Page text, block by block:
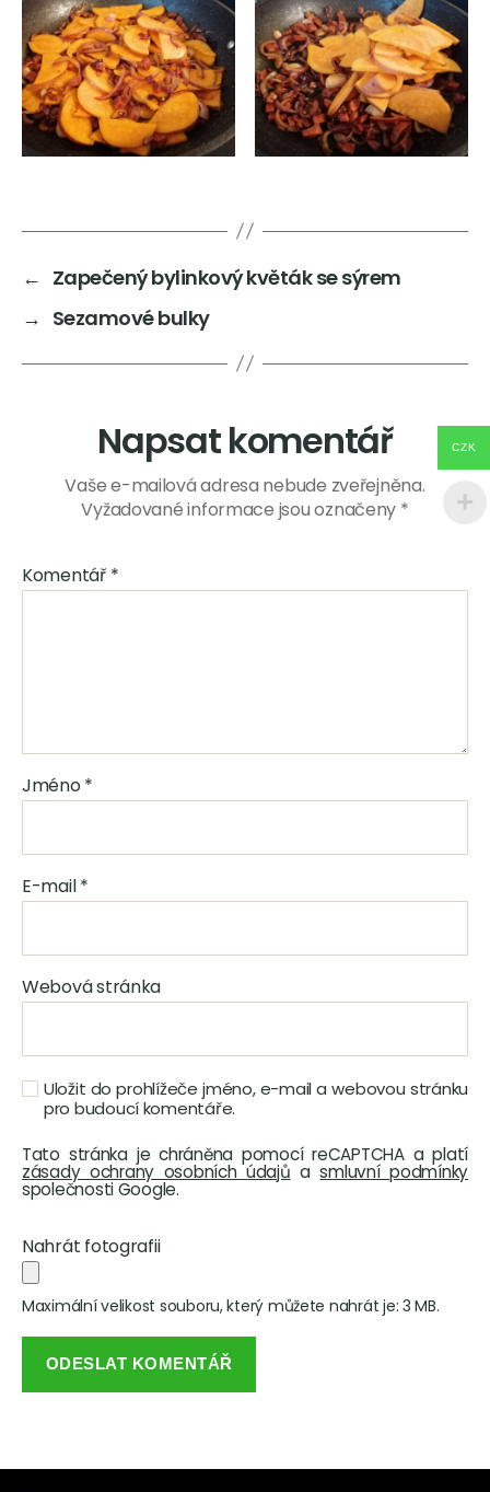
← Zapečený bylinkový květák se sýrem
→ Sezamové bulky
Napsat komentář
Vaše e-mailová adresa nebude zveřejněna.
Vyžadované informace jsou označeny *
Komentář *
Jméno*
E-mail*
Webová stránka
Uložit do prohlížeče jméno, e-mail a webovou stránku
pro budoucí komentáře.
Tato stránka je chráněna pomocí reCAPTCHA a platí
zásady ochrany osobních údajů asmluvní podmínky
společnosti Google.
Nahrát fotografii
Maximální velikost souboru, který můžete nahrát je: 3 MB.
CZK